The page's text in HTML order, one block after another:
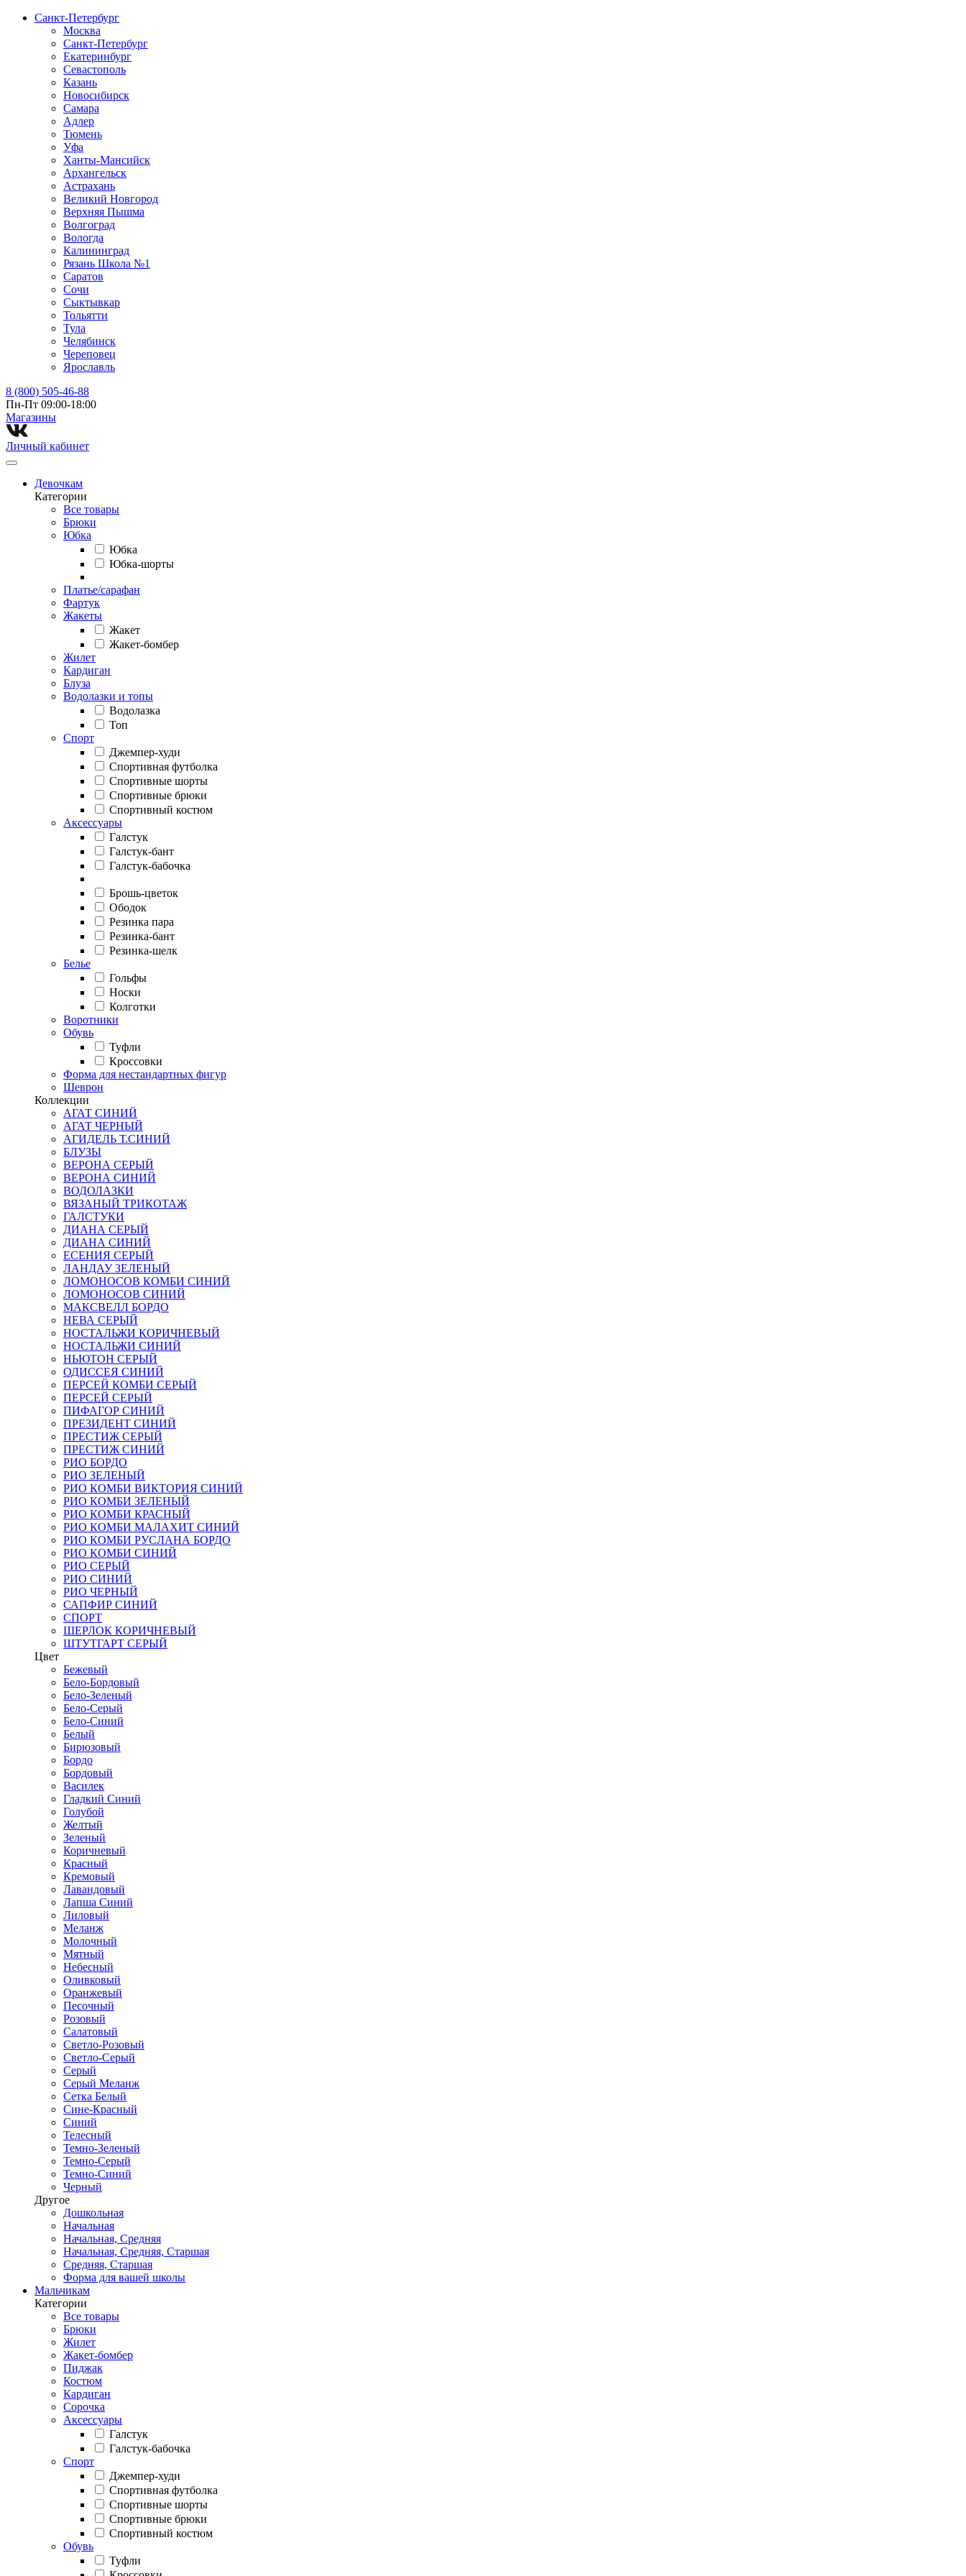
Санкт-Петербург
Москва
Санкт-Петербург
Екатеринбург
Севастополь
Казань
Новосибирск
Самара
Адлер
Тюмень
Уфа
Ханты-Мансийск
Архангельск
Астрахань
Великий Новгород
Верхняя Пышма
Волгоград
Вологда
Калининград
Рязань Школа №1
Саратов
Сочи
Сыктывкар
Тольятти
Тула
Челябинск
Череповец
Ярославль
8 (800) 505-46-88
Пн-Пт 09:00-18:00
Магазины⁠
Личный кабинет
Девочкам
Категории
Все товары
Брюки
Юбка
Юбка
Юбка-шорты
Платье/сарафан
Фартук
Жакеты
Жакет
Жакет-бомбер
Жилет
Кардиган
Блуза
Водолазки и топы
Водолазка
Топ
Спорт
Джемпер-худи
Спортивная футболка
Спортивные шорты
Спортивные брюки
Спортивный костюм
Аксессуары
Галстук
Галстук-бант
Галстук-бабочка
Брошь-цветок
Ободок
Резинка пара
Резинка-бант
Резинка-шелк
Белье
Гольфы
Носки
Колготки
Воротники
Обувь
Туфли
Кроссовки
Форма для нестандартных фигур
Шеврон
Коллекции
АГАТ СИНИЙ
АГАТ ЧЕРНЫЙ
АГИДЕЛЬ Т.СИНИЙ
БЛУЗЫ
ВЕРОНА СЕРЫЙ
ВЕРОНА СИНИЙ
ВОДОЛАЗКИ
ВЯЗАНЫЙ ТРИКОТАЖ
ГАЛСТУКИ
ДИАНА СЕРЫЙ
ДИАНА СИНИЙ
ЕСЕНИЯ СЕРЫЙ
ЛАНДАУ ЗЕЛЕНЫЙ
ЛОМОНОСОВ КОМБИ СИНИЙ
ЛОМОНОСОВ СИНИЙ
МАКСВЕЛЛ БОРДО
НЕВА СЕРЫЙ
НОСТАЛЬЖИ КОРИЧНЕВЫЙ
НОСТАЛЬЖИ СИНИЙ
НЬЮТОН СЕРЫЙ
ОДИССЕЯ СИНИЙ
ПЕРСЕЙ КОМБИ СЕРЫЙ
ПЕРСЕЙ СЕРЫЙ
ПИФАГОР СИНИЙ
ПРЕЗИДЕНТ СИНИЙ
ПРЕСТИЖ СЕРЫЙ
ПРЕСТИЖ СИНИЙ
РИО БОРДО
РИО ЗЕЛЕНЫЙ
РИО КОМБИ ВИКТОРИЯ СИНИЙ
РИО КОМБИ ЗЕЛЕНЫЙ
РИО КОМБИ КРАСНЫЙ
РИО КОМБИ МАЛАХИТ СИНИЙ
РИО КОМБИ РУСЛАНА БОРДО
РИО КОМБИ СИНИЙ
РИО СЕРЫЙ
РИО СИНИЙ
РИО ЧЕРНЫЙ
САПФИР СИНИЙ
СПОРТ
ШЕРЛОК КОРИЧНЕВЫЙ
ШТУТГАРТ СЕРЫЙ
Цвет
Бежевый
Бело-Бордовый
Бело-Зеленый
Бело-Серый
Бело-Синий
Белый
Бирюзовый
Бордо
Бордовый
Василек
Гладкий Синий
Голубой
Желтый
Зеленый
Коричневый
Красный
Кремовый
Лавандовый
Лапша Синий
Лиловый
Меланж
Молочный
Мятный
Небесный
Оливковый
Оранжевый
Песочный
Розовый
Салатовый
Светло-Розовый
Светло-Серый
Серый
Серый Меланж
Сетка Белый
Сине-Красный
Синий
Телесный
Темно-Зеленый
Темно-Серый
Темно-Синий
Черный
Другое
Дошкольная
Начальная
Начальная, Средняя
Начальная, Средняя, Старшая
Средняя, Старшая
Форма для вашей школы
Мальчикам
Категории
Все товары
Брюки
Жилет
Жакет-бомбер
Пиджак
Костюм
Кардиган
Сорочка
Аксессуары
Галстук
Галстук-бабочка
Спорт
Джемпер-худи
Спортивная футболка
Спортивные шорты
Спортивные брюки
Спортивный костюм
Обувь
Туфли